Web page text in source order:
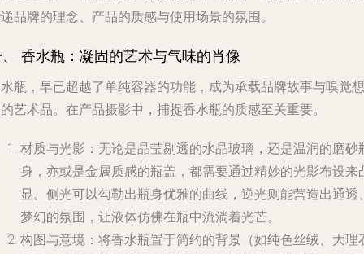
品牌的理念、产品的质感与使用场景的氛围。
香水瓶：凝固的艺术与气味的肖像
瓶，早已超越了单纯容器的功能，成为承载品牌故事与嗅觉想
艺术品。在产品摄影中，捕捉香水瓶的质感至关重要。
材质与光影 ：无论是晶莹剔透的水晶玻璃，还是温润的磨砂
身，亦或是金属质感的瓶盖，都需要通过精妙的光影布设来
显。侧光可以勾勒出瓶身优雅的曲线，逆光则能营造出通透
梦幻的氛围，让液体仿佛在瓶中流淌着光芒。
构图与意境 ：将香水瓶置于简约的背景（如纯色丝绒、大理